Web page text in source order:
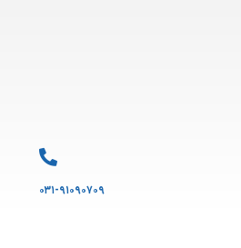
۰۳۱-۹۱۰۹۰۷۰۹